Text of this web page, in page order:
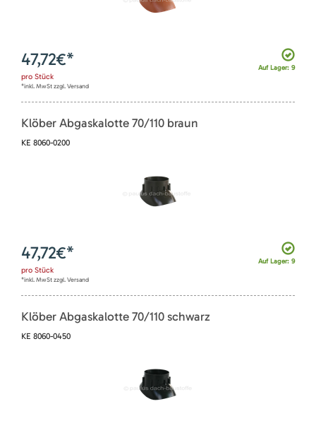
Auf Lager: 9
47,72€*
pro Stück
*inkl. MwSt zzgl. Versand
Klöber Abgaskalotte 70/110 braun
KE 8060-0200
Auf Lager: 9
47,72€*
pro Stück
*inkl. MwSt zzgl. Versand
Klöber Abgaskalotte 70/110 schwarz
KE 8060-0450